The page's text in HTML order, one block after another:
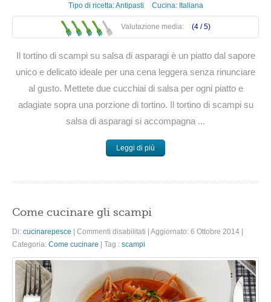
Tipo di ricetta:Antipasti Cucina: Italiana
Valutazione media: (4 /5)
Il tortino di scampi su salsa di asparagi è un piatto dal sapore
unico e delicato ideale per una cena leggera senza rinunciare
al gusto. Mettete due cucchiai di salsa per ogni piatto e
adagiate sopra una porzione di tortino. Il tortino di scampi su
salsa di asparagi si accompagna ...
Leggi di più
Come cucinare gli scampi
Di: cucinarepesce | Commenti disabilitati su
cucinare
gli
scampi
| Aggiornato: 6 Ottobre 2014 |
Categoria: Come cucinare | Tag : scampi